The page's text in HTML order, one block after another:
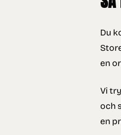
Du
en
Vi
och
en